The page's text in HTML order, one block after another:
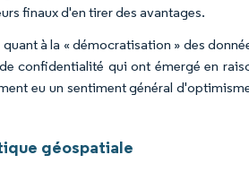
finaux d'en tirer des avantages.
à la « démocratisation » des
confidentialité qui ont émergé en
eu un sentiment général
géospatiale